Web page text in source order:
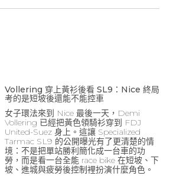
Vollering 穿上黃衫後看 SL9：Nice 終局
考的是短坡後還能不能控車
女子環法來到 Nice 最後一天，Demi
Vollering 已經把黃色領騎衫穿到 FDJ
United-Suez 身上。這讓 Specialized
Tarmac SL9 的公開曝光有了更清楚的情
境：不是把單站勝利簡化成一台車的功
勞，而是看一台全能 race bike 在短坡、下
坡、進城與疲勞後控制裡扮演什麼角色。